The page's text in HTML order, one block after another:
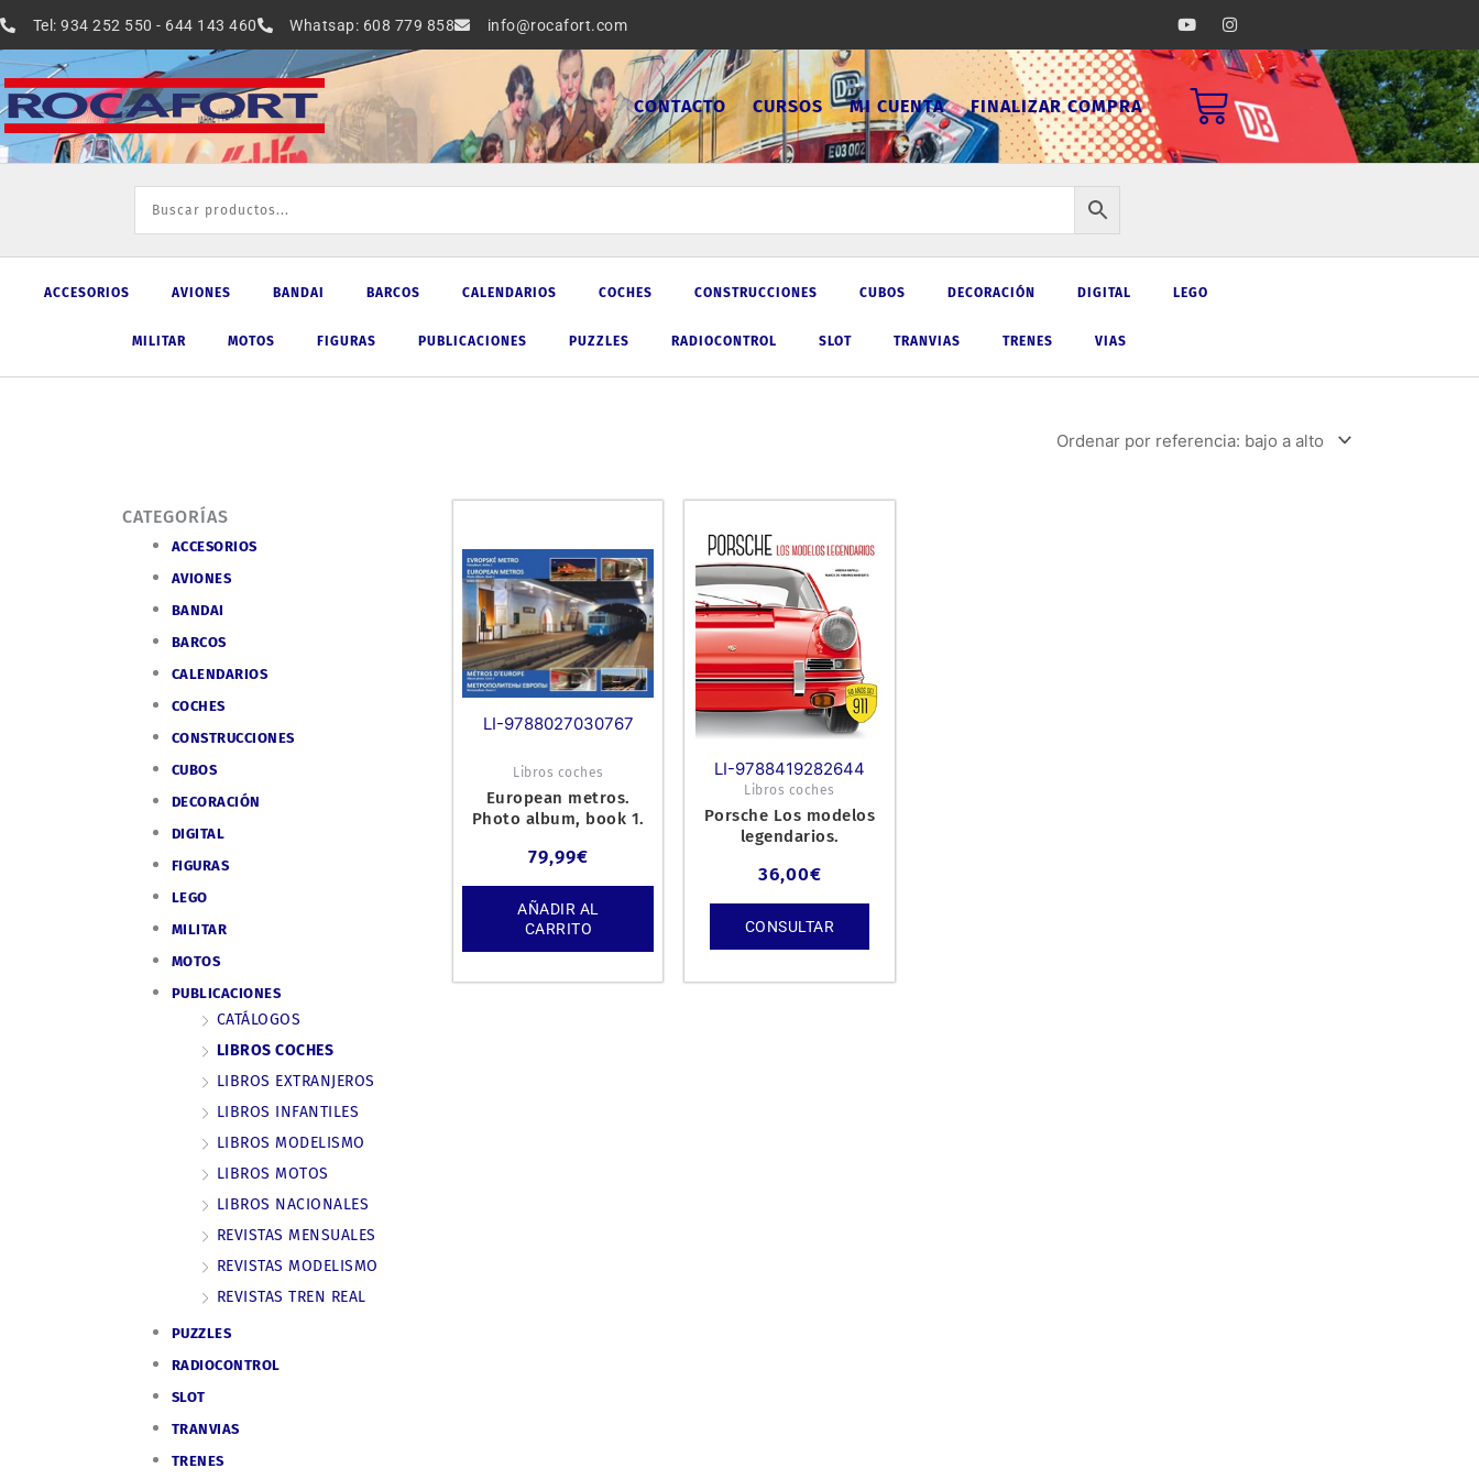
al
contenido
Tel: 934 252 550 - 644 143 460 Whatsap: 608 779 858 info@rocafort.com Y
o
u
t
I
n
s
t
a
g
CONTACTO CURSOS MI CUENTA FINALIZAR COMPRA Carrito
ACCESORIOS AVIONES BANDAI BARCOS CALENDARIOS COCHES CONSTRUCCIONES CUBOS DECORACIÓN DIGITAL LEGO
MILITAR MOTOS FIGURAS PUBLICACIONES PUZZLES RADIOCONTROL SLOT TRANVIAS TRENES VIAS
CATEGORÍAS
ACCESORIOS
AVIONES
BANDAI
BARCOS
CALENDARIOS
COCHES
CONSTRUCCIONES
CUBOS
DECORACIÓN
DIGITAL
FIGURAS
LEGO
MILITAR
MOTOS
PUBLICACIONES
CATÁLOGOS
LIBROS COCHES
LIBROS EXTRANJEROS
LIBROS INFANTILES
LIBROS MODELISMO
LIBROS MOTOS
LIBROS NACIONALES
REVISTAS MENSUALES
REVISTAS MODELISMO
REVISTAS TREN REAL
PUZZLES
RADIOCONTROL
SLOT
TRANVIAS
TRENES
LI-9788027030767
Libros coches
European metros.
Photo album, book 1.
79,99€
AÑADIR AL
CARRITO
LI-9788419282644
Libros coches
Porsche Los modelos
legendarios.
36,00€
CONSULTAR